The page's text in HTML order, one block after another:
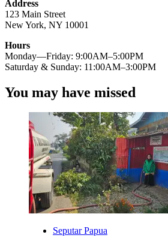
Address
123 Main Street
New York, NY 10001
Hours
Monday—Friday: 9:00AM–5:00PM
Saturday & Sunday: 11:00AM–3:00PM
You may have missed
Seputar Papua